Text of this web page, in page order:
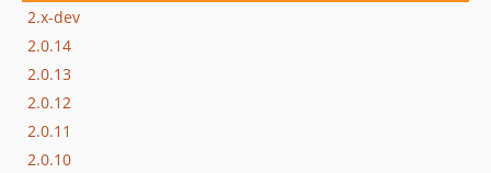
2.x-dev
2.0.14
2.0.13
2.0.12
2.0.11
2.0.10